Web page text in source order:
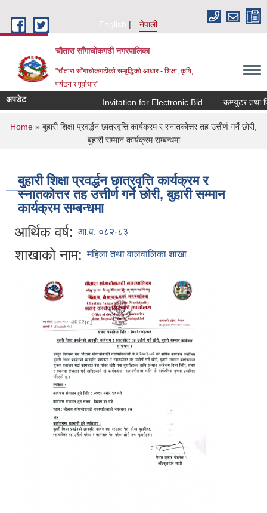
English
नेपाली
चौतारा साँगाचोकगढी नगरपालिका
"चौतारा साँगाचोकगढीको सम्बृद्धिको आधार - शिक्षा, कृषि,
पर्यटन र पूर्वाधार"
अपडेट Invitation for Electronic Bid कम्प्युटर तथा
You are here
Home » बुहारी शिक्षा प्रवर्द्धन छात्रवृत्ति कार्यक्रम र स्नातकोत्तर तह उत्तीर्ण गर्ने छोरी,
बुहारी सम्मान कार्यक्रम सम्बन्धमा
बुहारी शिक्षा प्रवर्द्धन छात्रवृत्ति कार्यक्रम र
स्नातकोत्तर तह उत्तीर्ण गर्ने छोरी, बुहारी सम्मान
कार्यक्रम सम्बन्धमा
आर्थिक वर्ष: आ.व. ०८२-८३
शाखाको नाम: महिला तथा वालवालिका शाखा